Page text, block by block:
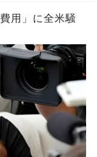
用」に全米騒